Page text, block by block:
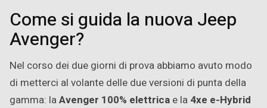
Come si guida la nuova Jeep
Avenger?
Nel corso dei due giorni di prova abbiamo avuto modo
di metterci al volante delle due versioni di punta della
gamma: laAvenger 100% elettrica e la 4xe e-Hybrid